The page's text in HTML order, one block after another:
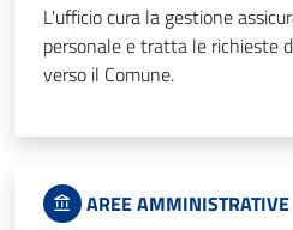
L'ufficio cura la gestione
personale e tratta le richieste
verso il Comune.
AREE AMMINISTRATIVE